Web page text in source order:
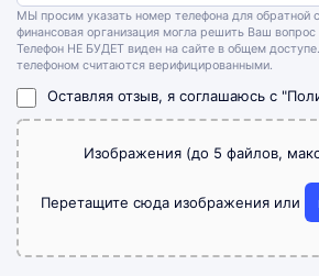
МЫ просим указать номер телефона для обратной
финансовая организация могла решить Ваш
Телефон НЕ БУДЕТ виден на сайте в общем
телефоном считаются верифицированными.
Оставляя отзыв, я соглашаюсь с
Изображения (до 5 файлов,
Перетащите сюда изображения или